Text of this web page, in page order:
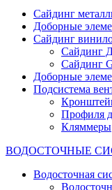
Сайдинг
Доборные
Сайдинг
Сайдинг
Сайдинг
Доборные
Подсистема
Профиля
Кляммеры
ВОДОСТОЧНЫЕ
Водосточная